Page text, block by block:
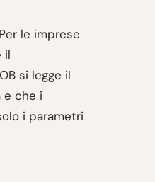
le imprese
il
si legge il
e che i
i parametri